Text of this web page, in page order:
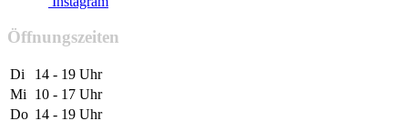
Öffnungszeiten
Di
14 - 19 Uhr
Mi
10 - 17 Uhr
Do 14 - 19 Uhr